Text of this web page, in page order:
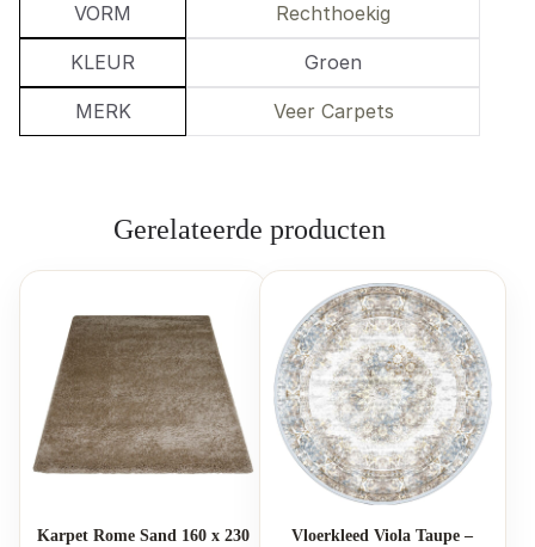
VORM Rechthoekig
KLEUR Groen
MERK Veer Carpets
Gerelateerde producten
Karpet Rome Sand 160 x 230
Vloerkleed Viola Taupe –